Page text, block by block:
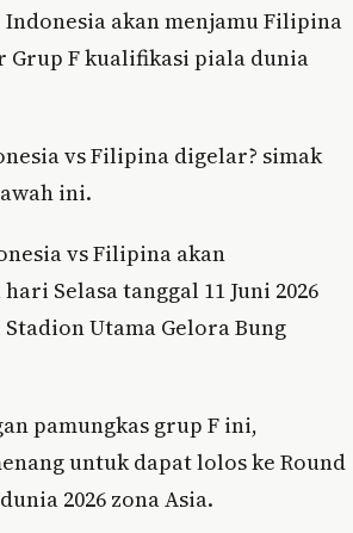
akan menjamu Filipina
Grup F kualifikasi piala dunia
vs Filipina digelar? simak
ini.
vs Filipina akan
Selasa tanggal 11 Juni 2026
Stadion Utama Gelora Bung
pamungkas grup F ini,
untuk dapat lolos ke Round
2026 zona Asia.